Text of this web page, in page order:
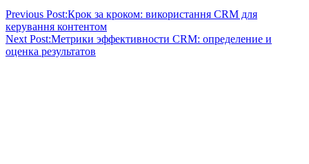
Previous Post:Крок за кроком: використання CRM для
керування контентом
Next Post:Метрики эффективности CRM: определение и
оценка результатов